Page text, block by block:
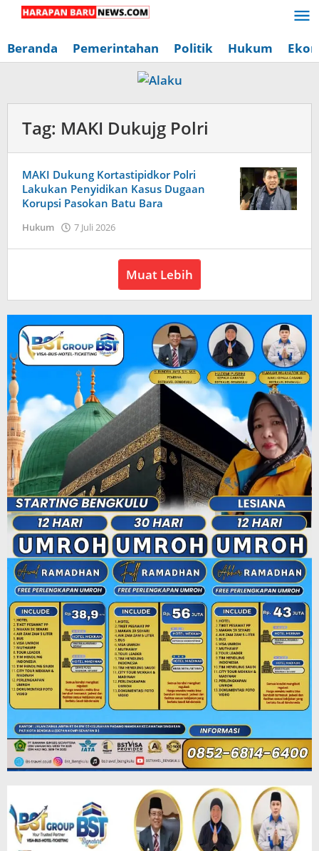
Lewati
konten
Beranda Pemerintahan Politik Hukum
Tag: MAKI Dukujg Polri
MAKI Dukung Kortastipidkor Polri
Lakukan Penyidikan Kasus Dugaan
Korupsi Pasokan Batu Bara
Hukum 7 Juli 2026
Harapan
News
Muat Lebih